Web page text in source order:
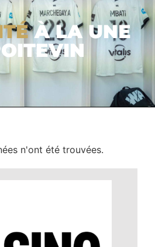
À LA UNE
n'ont été trouvées.